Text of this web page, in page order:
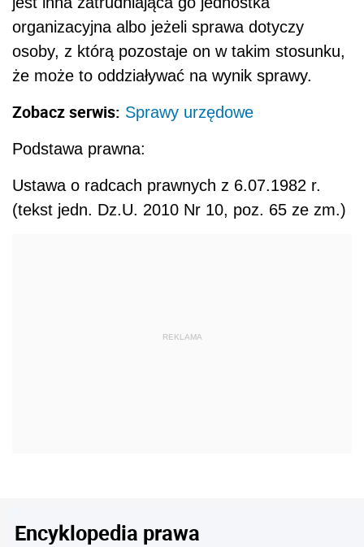
organizacyjna albo jeżeli sprawa dotyczy
osoby, z którą pozostaje on w takim stosunku,
że może to oddziaływać na wynik sprawy.
Zobacz serwis: Sprawy urzędowe
Podstawa prawna:
Ustawa o radcach prawnych z 6.07.1982 r.
(tekst jedn. Dz.U. 2010 Nr 10, poz. 65 ze zm.)
REKLAMA
Encyklopedia prawa